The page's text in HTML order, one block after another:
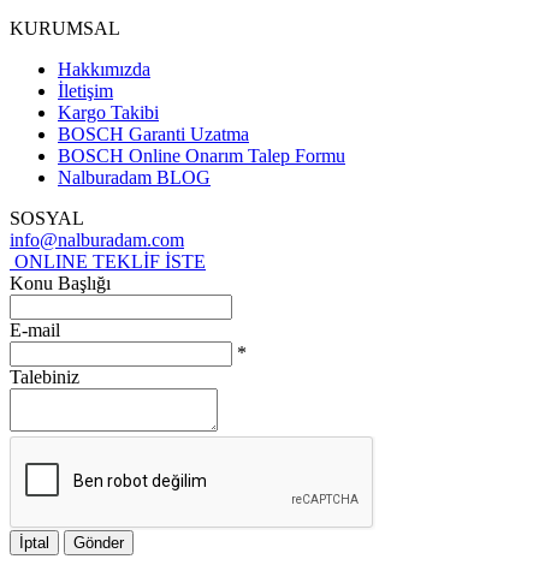
KURUMSAL
Hakkımızda
İletişim
Kargo Takibi
BOSCH Garanti Uzatma
BOSCH Online Onarım Talep Formu
Nalburadam BLOG
SOSYAL
info@nalburadam.com
ONLINE TEKLİF İSTE
Konu Başlığı
E-mail
*
Talebiniz
İptal Gönder